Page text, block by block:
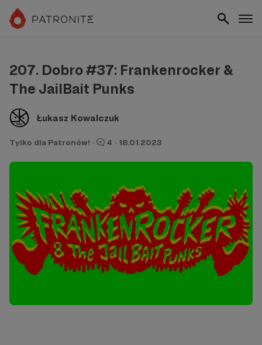
207. Dobro #37: Frankenrocker &
The JailBait Punks
Łukasz Kowalczuk
Tylko dla Patronów! · 4 · 18.01.2023